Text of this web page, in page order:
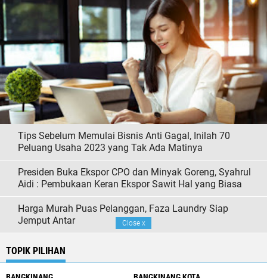
Tips Sebelum Memulai Bisnis Anti Gagal, Inilah 70
Peluang Usaha 2023 yang Tak Ada Matinya
Presiden Buka Ekspor CPO dan Minyak Goreng, Syahrul
Aidi : Pembukaan Keran Ekspor Sawit Hal yang Biasa
Harga Murah Puas Pelanggan, Faza Laundry Siap
Jemput Antar
TOPIK PILIHAN
Close x